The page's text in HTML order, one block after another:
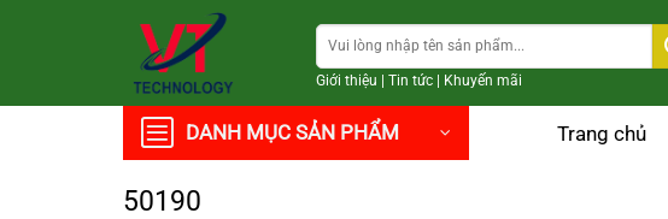
Tìm
kiếm:
Giới thiệu Tin tức| Khuyến mãi
DANH MỤC SẢN PHẨM Trang chủ
50190